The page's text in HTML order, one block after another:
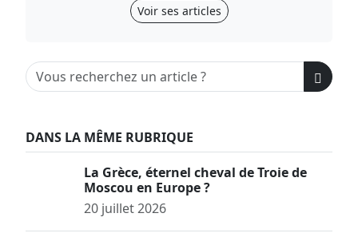
Voir ses articles
DANS LA MÊME RUBRIQUE
La Grèce, éternel cheval de Troie de
Moscou en Europe ?
20 juillet 2026